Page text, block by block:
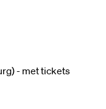
- met tickets